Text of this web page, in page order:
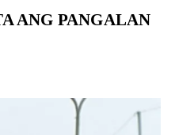
ANG PANGALAN